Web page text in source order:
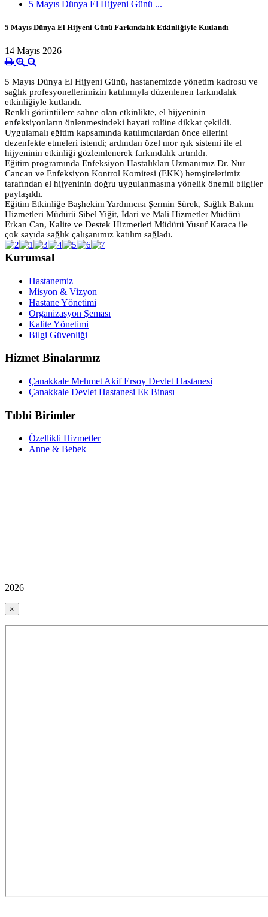
5 Mayıs Dünya El Hijyeni Günü ...
5 Mayıs Dünya El Hijyeni Günü Farkındalık Etkinliğiyle Kutlandı
14 Mayıs 2026
5 Mayıs Dünya El Hijyeni Günü, hastanemizde yönetim kadrosu ve
sağlık profesyonellerimizin katılımıyla düzenlenen farkındalık
etkinliğiyle kutlandı.
Renkli görüntülere sahne olan etkinlikte, el hijyeninin
enfeksiyonların önlenmesindeki hayati rolüne dikkat çekildi.
Uygulamalı eğitim kapsamında katılımcılardan önce ellerini
dezenfekte etmeleri istendi; ardından özel mor ışık sistemi ile el
hijyeninin etkinliği gözlemlenerek farkındalık artırıldı.
Eğitim programında Enfeksiyon Hastalıkları Uzmanımız Dr. Nur
Cancan ve Enfeksiyon Kontrol Komitesi (EKK) hemşirelerimiz
tarafından el hijyeninin doğru uygulanmasına yönelik önemli bilgiler
paylaşıldı.
Eğitim Etkinliğe Başhekim Yardımcısı Şermin Sürek, Sağlık Bakım
Hizmetleri Müdürü Sibel Yiğit, İdari ve Mali Hizmetler Müdürü
Erkan Can, Kalite ve Destek Hizmetleri Müdürü Yusuf Karaca ile
çok sayıda sağlık çalışanımız katılım sağladı.
Kurumsal
Hastanemiz
Misyon & Vizyon
Hastane Yönetimi
Organizasyon Şeması
Kalite Yönetimi
Bilgi Güvenliği
Hizmet Binalarımız
Çanakkale Mehmet Akif Ersoy Devlet Hastanesi
Çanakkale Devlet Hastanesi Ek Binası
Tıbbi Birimler
Özellikli Hizmetler
Anne & Bebek
2026
×